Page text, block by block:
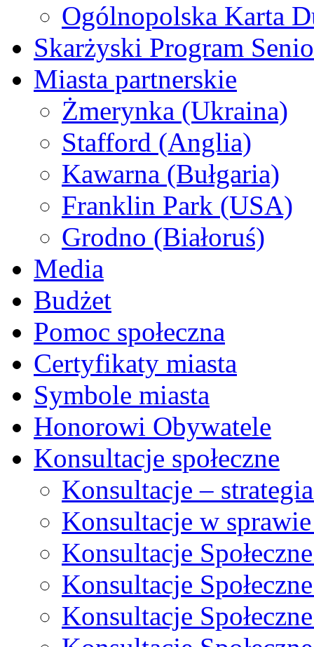
Ogólnopolska Karta
Skarżyski Program
Miasta partnerskie
Żmerynka (Ukraina)
Stafford (Anglia)
Kawarna (Bułgaria)
Franklin Park (USA)
Grodno (Białoruś)
Media
Budżet
Pomoc społeczna
Certyfikaty miasta
Symbole miasta
Honorowi Obywatele
Konsultacje społeczne
Konsultacje –
Konsultacje w
Konsultacje
Konsultacje
Konsultacje